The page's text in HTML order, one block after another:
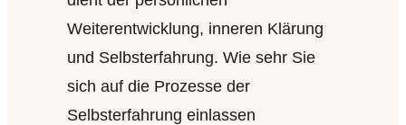
Weiterentwicklung, inneren Klärung
und Selbsterfahrung. Wie sehr Sie
sich auf die Prozesse der
Selbsterfahrung einlassen